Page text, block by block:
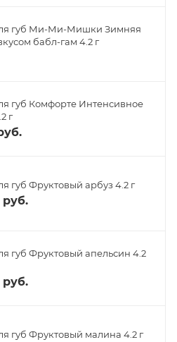
губ Ми-Ми-Мишки Зимняя
бабл-гам 4.2 г
губ Комфорте Интенсивное
г
губ Фруктовый арбуз 4.2 г
руб.
губ Фруктовый апельсин 4.2
руб.
губ Фруктовый малина 4.2 г